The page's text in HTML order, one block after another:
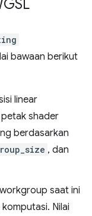
bawaan berikut
linear
shader
berdasarkan
, dan
saat ini
Nilai